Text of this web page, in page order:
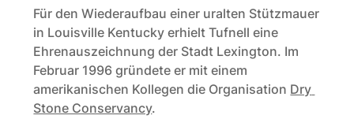
Für den Wiederaufbau einer uralten Stützmauer
in Louisville Kentucky erhielt Tufnell eine
Ehrenauszeichnung der Stadt Lexington. Im
Februar 1996 gründete er mit einem
amerikanischen Kollegen die Organisation Dry
Stone Conservancy.